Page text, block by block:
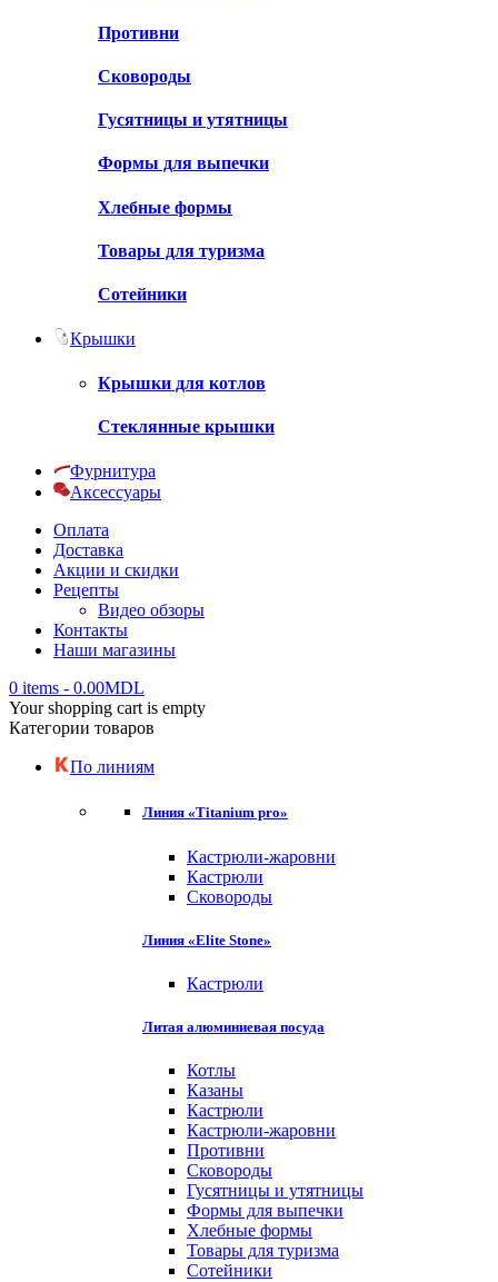
Противни
Сковороды
Гусятницы и утятницы
Формы для выпечки
Хлебные формы
Товары для туризма
Сотейники
Крышки
Крышки для котлов
Стеклянные крышки
Фурнитура
Аксессуары
Оплата
Доставка
Акции и скидки
Рецепты
Видео обзоры
Контакты
Наши магазины
0 items - 0.00MDL
Your shopping cart is empty
Категории товаров
По линиям
Линия «Titanium pro»
Кастрюли-жаровни
Кастрюли
Сковороды
Линия «Elite Stone»
Кастрюли
Литая алюминиевая посуда
Котлы
Казаны
Кастрюли
Кастрюли-жаровни
Противни
Сковороды
Гусятницы и утятницы
Формы для выпечки
Хлебные формы
Товары для туризма
Сотейники